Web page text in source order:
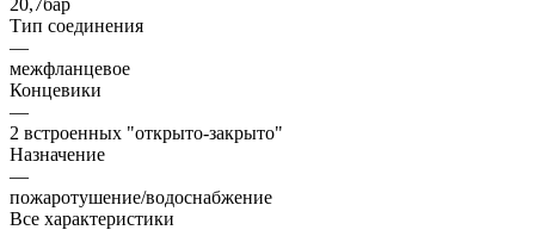
Тип соединения
—
межфланцевое
Концевики
—
2 встроенных "открыто-закрыто"
Назначение
—
пожаротушение/водоснабжение
Все характеристики